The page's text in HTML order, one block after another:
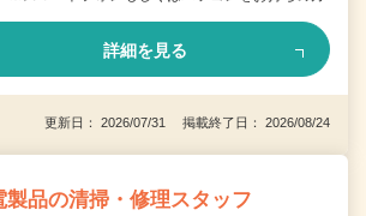
詳細を見る
更新日： 2026/07/31 掲載終了日： 2026/08/24
製品の清掃・修理スタッフ